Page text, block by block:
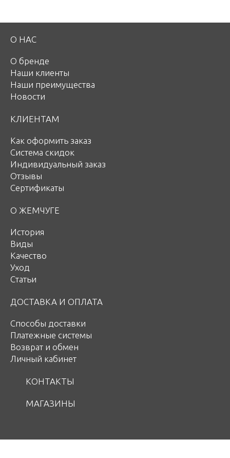
О НАС
О бренде
Наши клиенты
Наши преимущества
Новости
КЛИЕНТАМ
Как оформить заказ
Система скидок
Индивидуальный заказ
Отзывы
Сертификаты
О ЖЕМЧУГЕ
История
Виды
Качество
Уход
Статьи
ДОСТАВКА И ОПЛАТА
Способы доставки
Платежные системы
Возврат и обмен
Личный кабинет
КОНТАКТЫ
МАГАЗИНЫ